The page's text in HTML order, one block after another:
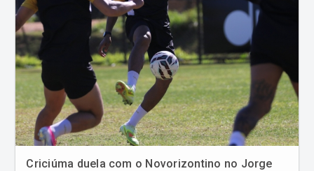
Criciúma duela com o Novorizontino no Jorge